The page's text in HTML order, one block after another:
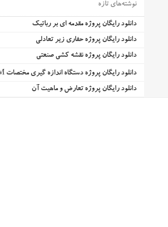
نوشته‌های تازه
دانلود رایگان پروژه مقدمه ای بر رباتیک
دانلود رایگان پروژه حفاری زیر تعادلی
دانلود رایگان پروژه نقشه کشی صنعتی
دانلود رایگان پروژه دستگاه اندازه گیری مختصات CMM
دانلود رایگان پروژه تعارض و ماهیت آن